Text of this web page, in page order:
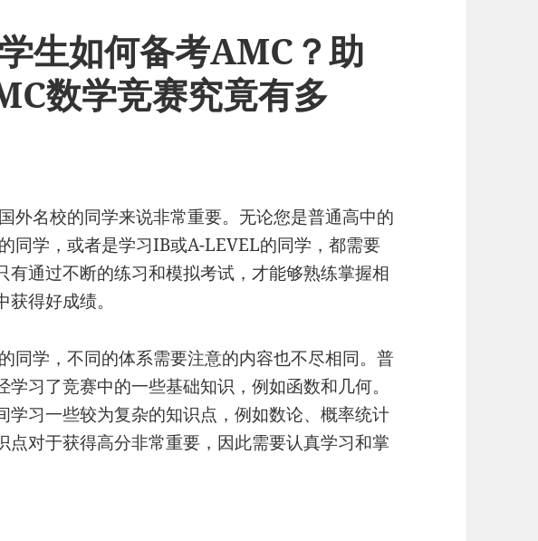
生如何备考AMC？助
数学竞赛究竟有多
外名校的同学来说非常重要。无论您是普通高中的
同学，或者是学习IB或A-LEVEL的同学，都需要
有通过不断的练习和模拟考试，才能够熟练掌握相
得好成绩。
同学，不同的体系需要注意的内容也不尽相同。普
习了竞赛中的一些基础知识，例如函数和几何。
学习一些较为复杂的知识点，例如数论、概率统计
点对于获得高分非常重要，因此需要认真学习和掌